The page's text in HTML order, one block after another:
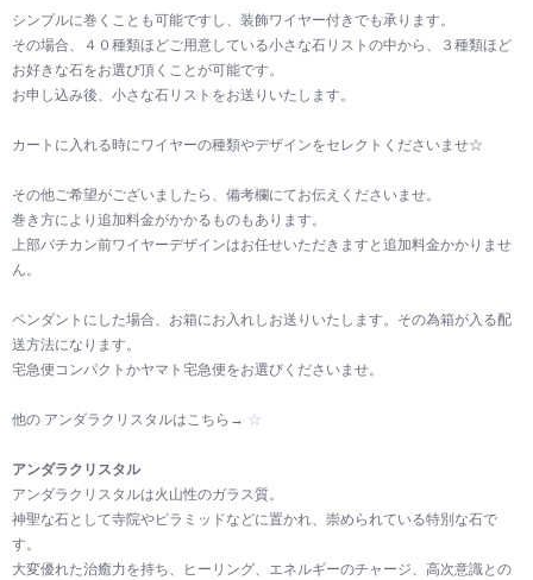
シンプルに巻くことも可能ですし、装飾ワイヤー付きでも承ります。
その場合、４０種類ほどご用意している小さな石リストの中から、３種類ほど
お好きな石をお選び頂くことが可能です。
お申し込み後、小さな石リストをお送りいたします。
カートに入れる時にワイヤーの種類やデザインをセレクトくださいませ☆
その他ご希望がございましたら、備考欄にてお伝えくださいませ。
巻き方により追加料金がかかるものもあります。
上部バチカン前ワイヤーデザインはお任せいただきますと追加料金かかりませ
ん。
ペンダントにした場合、お箱にお入れしお送りいたします。その為箱が入る配
送方法になります。
宅急便コンパクトかヤマト宅急便をお選びくださいませ。
他の アンダラクリスタルはこちら→ ☆
アンダラクリスタル
アンダラクリスタルは火山性のガラス質。
神聖な石として寺院やピラミッドなどに置かれ、崇められている特別な石で
す。
大変優れた治癒力を持ち、ヒーリング、エネルギーのチャージ、高次意識との